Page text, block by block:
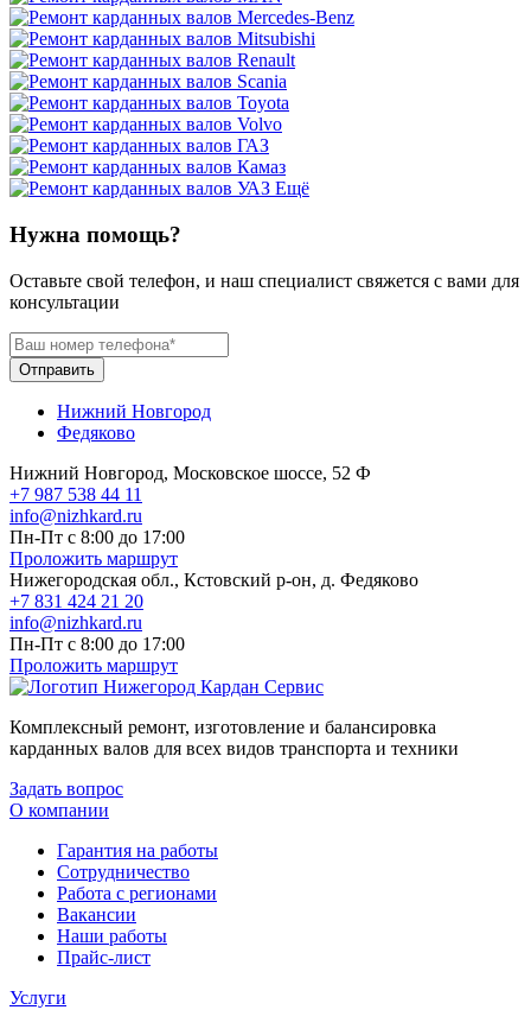
Ещё
Нужна помощь?
Оставьте свой телефон, и наш специалист свяжется с вами для
консультации
Отправить
Нижний Новгород
Федяково
Нижний Новгород, Московское шоссе, 52 Ф
+7 987 538 44 11
info@nizhkard.ru
Пн-Пт с 8:00 до 17:00
Проложить маршрут
Нижегородская обл., Кстовский р-он, д. Федяково
+7 831 424 21 20
info@nizhkard.ru
Пн-Пт с 8:00 до 17:00
Проложить маршрут
Комплексный ремонт, изготовление и балансировка
карданных валов для всех видов транспорта и техники
Задать вопрос
О компании
Гарантия на работы
Сотрудничество
Работа с регионами
Вакансии
Наши работы
Прайс-лист
Услуги